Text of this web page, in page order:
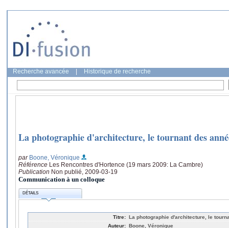
Recherche avancée Historique de recherche
La photographie d'architecture, le tournant des
par Boone, Véronique
Référence Les Rencontres d'Hortence (19 mars 2009: La Cambre)
Publication Non publié, 2009-03-19
Communication à un colloque
DÉTAILS
Titre: La photographie d'architecture, le
Auteur: Boone, Véronique